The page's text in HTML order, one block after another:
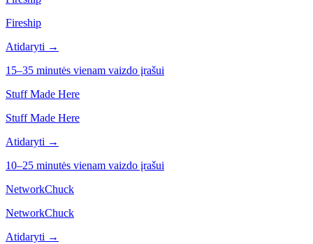
Fireship
Atidaryti →
15–35 minutės vienam vaizdo įrašui
Stuff Made Here
Stuff Made Here
Atidaryti →
10–25 minutės vienam vaizdo įrašui
NetworkChuck
NetworkChuck
Atidaryti →